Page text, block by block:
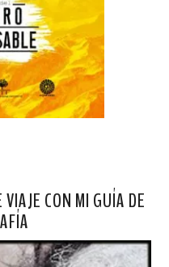
CON MI GUÍA DE